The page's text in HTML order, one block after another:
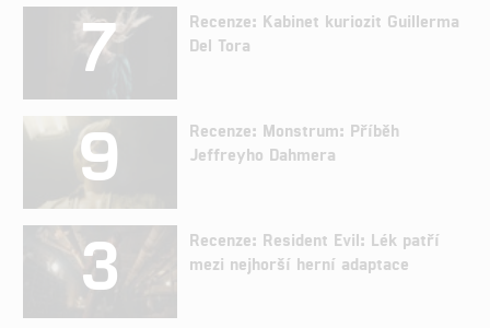
7
Recenze: Kabinet kuriozit Guillerma
Del Tora
9
Recenze: Monstrum: Příběh
Jeffreyho Dahmera
3
Recenze: Resident Evil: Lék patří
mezi nejhorší herní adaptace